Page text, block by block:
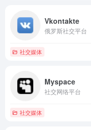
Vkontakte
俄罗斯社交平台
社交媒体
Myspace
社交网络平台
社交媒体